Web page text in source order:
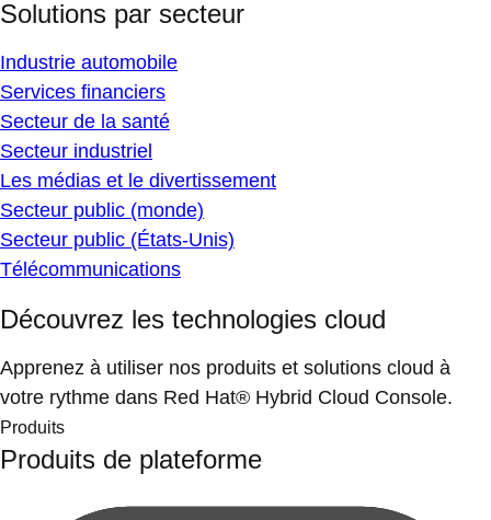
Solutions par secteur
Industrie automobile
Services financiers
Secteur de la santé
Secteur industriel
Les médias et le divertissement
Secteur public (monde)
Secteur public (États-Unis)
Télécommunications
Découvrez les technologies cloud
Apprenez à utiliser nos produits et solutions cloud à
votre rythme dans Red Hat® Hybrid Cloud Console.
Produits
Produits de plateforme